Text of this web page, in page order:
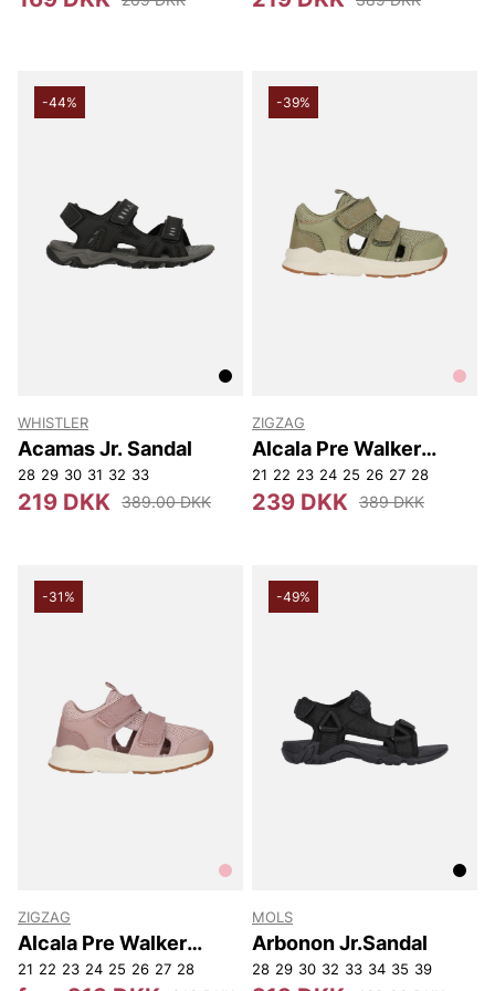
-44%
WHISTLER
Acamas Jr. Sandal
28 29 30 31 32 33
219 DKK 389.00 DKK
-39%
ZIGZAG
Alcala Pre Walker
Sandal
21 22 23 24 25 26 27 28
239 DKK 389 DKK
-31%
ZIGZAG
Alcala Pre Walker
Sandal
21 22 23 24 25 26 27 28
-49%
MOLS
Arbonon Jr.Sandal
28 29 30 32 33 34 35 39